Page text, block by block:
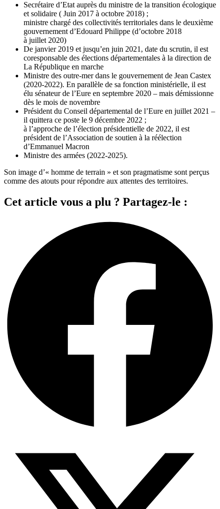
Secrétaire d’Etat auprès du ministre de la transition écologique
et solidaire ( Juin 2017 à octobre 2018) ;
ministre chargé des collectivités territoriales dans le deuxième
gouvernement d’Edouard Philippe (d’octobre 2018
à juillet 2020)
De janvier 2019 et jusqu’en juin 2021, date du scrutin, il est
coresponsable des élections départementales à la direction de
La République en marche
Ministre des outre-mer dans le gouvernement de Jean Castex
(2020-2022). En parallèle de sa fonction ministérielle, il est
élu sénateur de l’Eure en septembre 2020 – mais démissionne
dès le mois de novembre
Président du Conseil départemental de l’Eure en juillet 2021 –
il quittera ce poste le 9 décembre 2022 ;
à l’approche de l’élection présidentielle de 2022, il est
président de l’Association de soutien à la réélection
d’Emmanuel Macron
Ministre des armées (2022-2025).
Son image d’« homme de terrain » et son pragmatisme sont perçus
comme des atouts pour répondre aux attentes des territoires.
Cet article vous a plu ? Partagez-le :